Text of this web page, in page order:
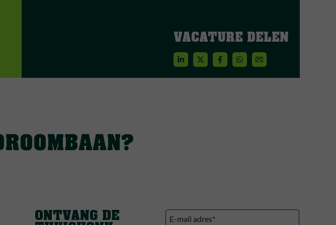
VACATURE DELEN
ONTVANG DE